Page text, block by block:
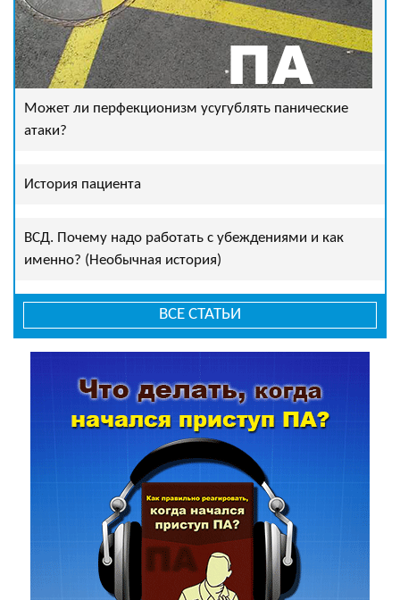
Может ли перфекционизм усугублять панические
атаки?
История пациента
ВСД. Почему надо работать с убеждениями и как
именно? (Необычная история)
ВСЕ СТАТЬИ